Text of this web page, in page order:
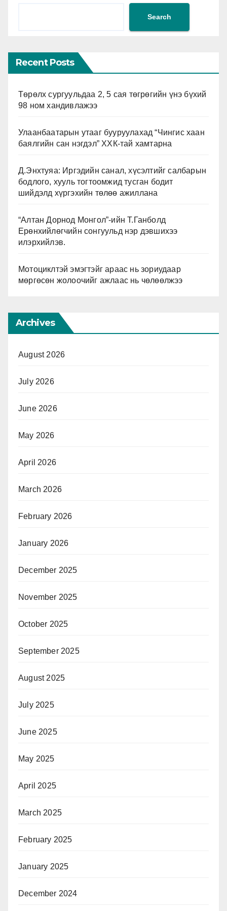
Search
Recent Posts
Төрөлх сургуульдаа 2, 5 сая төгрөгийн үнэ бүхий
98 ном хандивлажээ
Улаанбаатарын утааг бууруулахад “Чингис хаан
баялгийн сан нэгдэл” ХХК-тай хамтарна
Д.Энхтуяа: Иргэдийн санал, хүсэлтийг салбарын
бодлого, хууль тогтоомжид тусган бодит
шийдэлд хүргэхийн төлөө ажиллана
“Алтан Дорнод Монгол”-ийн Т.Ганболд
Ерөнхийлөгчийн сонгуульд нэр дэвшихээ
илэрхийлэв.
Мотоциклтэй эмэгтэйг араас нь зориудаар
мөргөсөн жолоочийг ажлаас нь чөлөөлжээ
Archives
August 2026
July 2026
June 2026
May 2026
April 2026
March 2026
February 2026
January 2026
December 2025
November 2025
October 2025
September 2025
August 2025
July 2025
June 2025
May 2025
April 2025
March 2025
February 2025
January 2025
December 2024